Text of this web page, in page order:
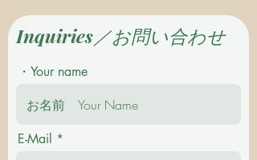
Inquiries／お問い合わせ
・Your name
E-Mail